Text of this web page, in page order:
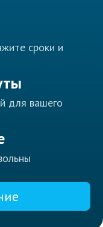
сроки и
для вашего